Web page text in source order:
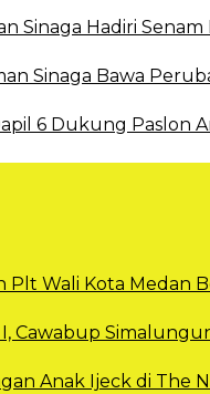
Sinaga Hadiri
Sinaga Bawa
6 Dukung Paslon
Plt Wali Kota Medan
Cawabup
Anak Ijeck di The